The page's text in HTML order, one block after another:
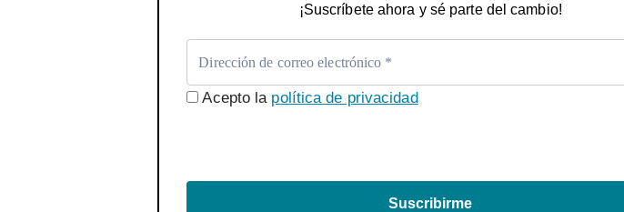
¡Suscríbete ahora y sé parte del cambio!
Acepto la política de privacidad
Suscribirme